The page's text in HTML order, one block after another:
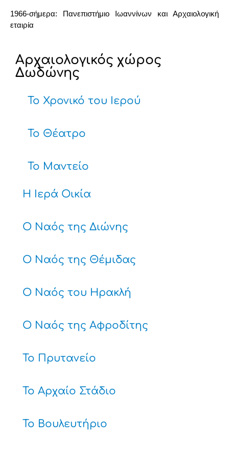
1966-σήμερα: Πανεπιστήμιο Ιωαννίνων και Αρχαιολογική
εταιρία
Αρχαιολογικός χώρος
Δωδώνης
Το Χρονικό του Ιερού
Το Θέατρο
Το Μαντείο
Η Ιερά Οικία
Ο Ναός της Διώνης
Ο Ναός της Θέμιδας
Ο Ναός του Ηρακλή
Ο Ναός της Αφροδίτης
Το Πρυτανείο
Το Αρχαίο Στάδιο
Το Βουλευτήριο